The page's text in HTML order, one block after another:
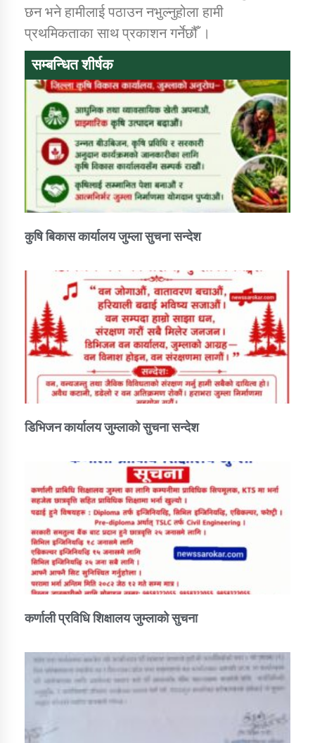
तातोपानी गाउँपालिका जुम्लाको सूचना
छन भने हामीलाई पठाउन नभुल्नुहोला हामी
प्रथमिकताका साथ प्रकाशन गर्नेछौँ ।
सम्बन्धित शीर्षक
कुषि बिकास कार्यालय जुम्ला सुचना सन्देश
डिभिजन कार्यालय जुम्लाको सुचना सन्देश
कर्णाली प्रविधि शिक्षालय जुम्लाको सुचना